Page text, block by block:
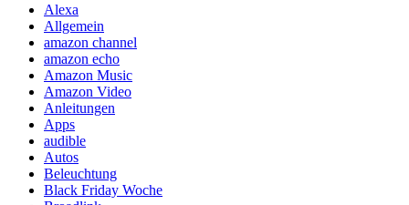
Alexa
Allgemein
amazon channel
amazon echo
Amazon Music
Amazon Video
Anleitungen
Apps
audible
Autos
Beleuchtung
Black Friday Woche